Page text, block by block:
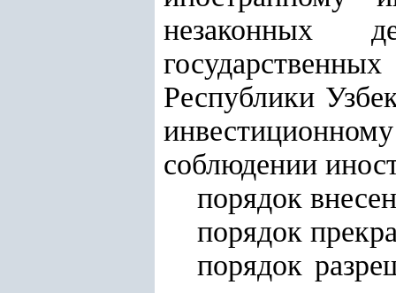
незаконных
Республики
соблюдении
порядок
порядок
порядок